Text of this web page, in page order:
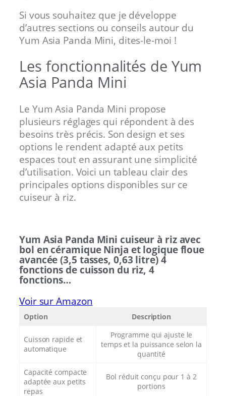
Si vous souhaitez que je développe
d’autres sections ou conseils autour du
Yum Asia Panda Mini, dites-le-moi !
Les fonctionnalités de Yum
Asia Panda Mini
Le Yum Asia Panda Mini propose
plusieurs réglages qui répondent à des
besoins très précis. Son design et ses
options le rendent adapté aux petits
espaces tout en assurant une simplicité
d’utilisation. Voici un tableau clair des
principales options disponibles sur ce
cuiseur à riz.
Yum Asia Panda Mini cuiseur à riz avec
bol en céramique Ninja et logique floue
avancée (3,5 tasses, 0,63 litre) 4
fonctions de cuisson du riz, 4
fonctions…
Voir sur Amazon
Option Description
Cuisson rapide et
automatique
Programme qui ajuste le
temps et la puissance selon la
quantité
Capacité compacte
adaptée aux petits
repas
Bol réduit conçu pour 1 à 2
portions